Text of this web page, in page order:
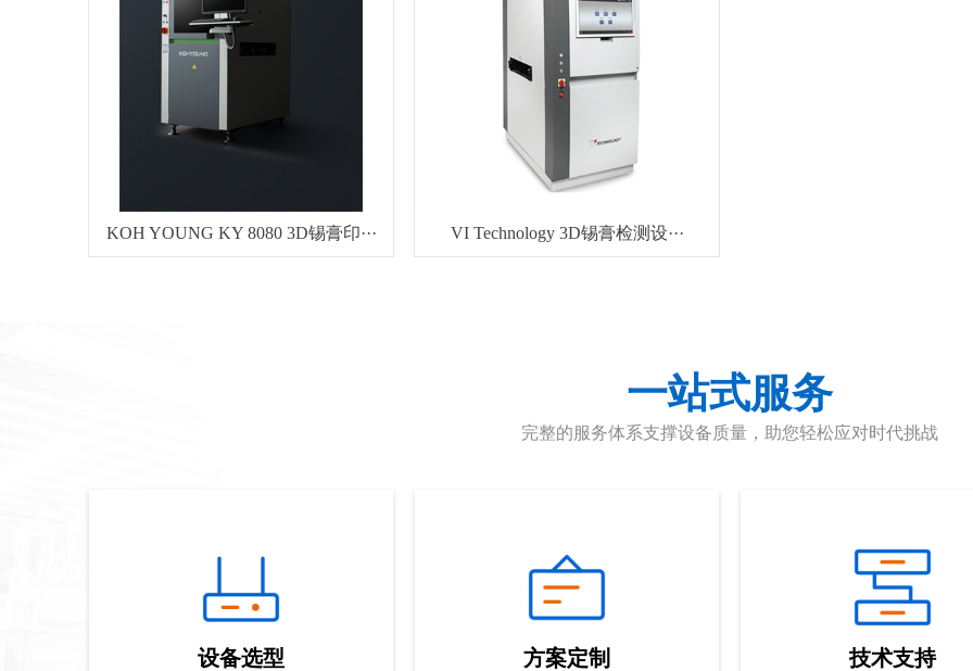
KOH YOUNG KY 8080 3D锡膏印··· VI Technology 3D锡膏检测设···
一站式服务
完整的服务体系支撑设备质量，助您轻松应对时代挑战
设备选型 方案定制 技术支持